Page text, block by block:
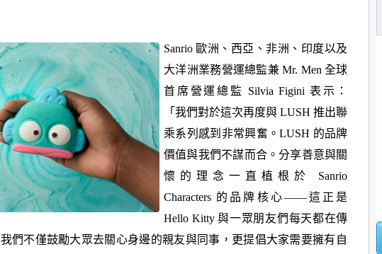
Sanrio 歐洲、西亞、非洲、印度以及
大洋洲業務營運總監兼 Mr. Men 全球
首席營運總監 Silvia Figini 表示：
「我們對於這次再度與 LUSH 推出聯
乘系列感到非常興奮。LUSH 的品牌
價值與我們不謀而合。分享善意與關
懷的理念一直植根於 Sanrio
Characters 的品牌核心——這正是
Hello Kitty 與一眾朋友們每天都在傳
我們不僅鼓勵大眾去關心身邊的親友與同事， 更提倡大家需要擁有自